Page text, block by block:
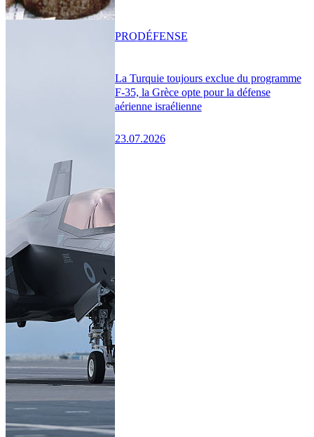
La Turquie toujours exclue du programme
F-35, la Grèce opte pour la défense
aérienne israélienne
23.07.2026
PRODÉFENSE